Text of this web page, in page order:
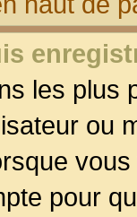
les plus
ou
pour